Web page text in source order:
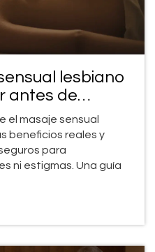
lesbiano
antes de
el masaje sensual
beneficios reales y
para
ni estigmas. Una guía